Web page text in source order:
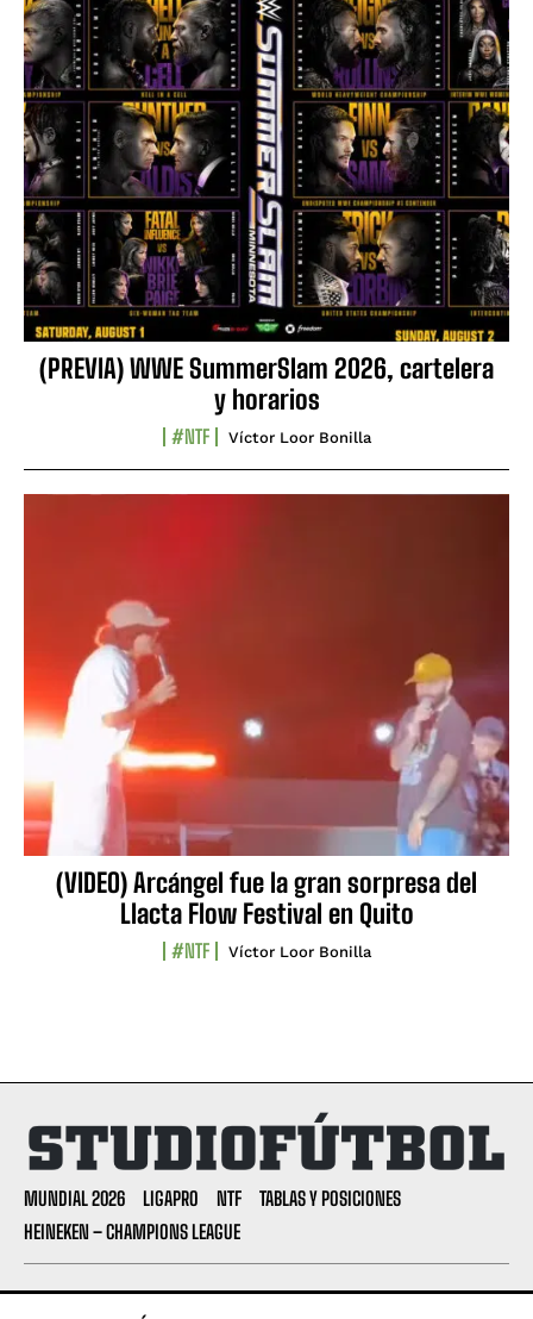
(PREVIA) WWE SummerSlam 2026, cartelera
y horarios
#NTF Víctor Loor Bonilla
(VIDEO) Arcángel fue la gran sorpresa del
Llacta Flow Festival en Quito
#NTF Víctor Loor Bonilla
MUNDIAL 2026 LIGAPRO NTF
TABLAS Y POSICIONES
HEINEKEN – CHAMPIONS LEAGUE